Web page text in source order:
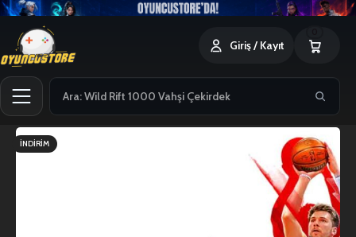
Giriş / Kayıt
İNDIRIM